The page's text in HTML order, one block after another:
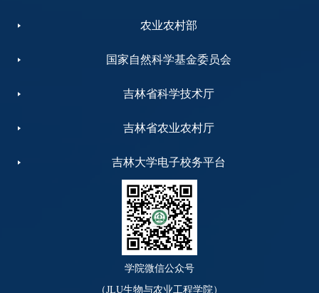
农业农村部
国家自然科学基金委员会
吉林省科学技术厅
吉林省农业农村厅
吉林大学电子校务平台
学院微信公众号
（JLU生物与农业工程学院）